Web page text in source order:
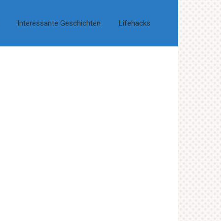
Interessante Geschichten Lifehacks